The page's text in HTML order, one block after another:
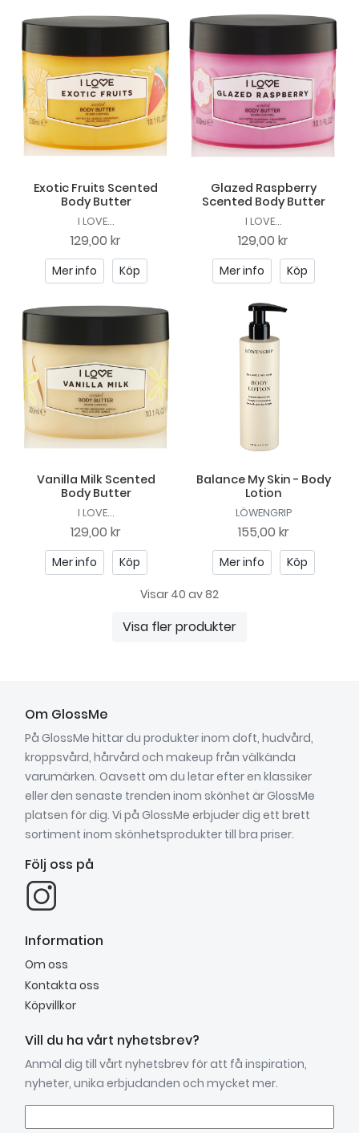
Exotic Fruits Scented
Body Butter
I LOVE...
129,00 kr
Mer info Köp
Glazed Raspberry
Scented Body Butter
I LOVE...
129,00 kr
Mer info Köp
Vanilla Milk Scented
Body Butter
I LOVE...
129,00 kr
Mer info Köp
Balance My Skin - Body
Lotion
LÖWENGRIP
155,00 kr
Mer info
Köp
Visar 40 av 82
Visa fler produkter
Om GlossMe
På GlossMe hittar du produkter inom doft, hudvård,
kroppsvård, hårvård och makeup från välkända
varumärken. Oavsett om du letar efter en klassiker
eller den senaste trenden inom skönhet är GlossMe
platsen för dig. Vi på GlossMe erbjuder dig ett brett
sortiment inom skönhetsprodukter till bra priser.
Följ oss på
Information
Om oss
Kontakta oss
Köpvillkor
Vill du ha vårt nyhetsbrev?
Anmäl dig till vårt nyhetsbrev för att få inspiration,
nyheter, unika erbjudanden och mycket mer.